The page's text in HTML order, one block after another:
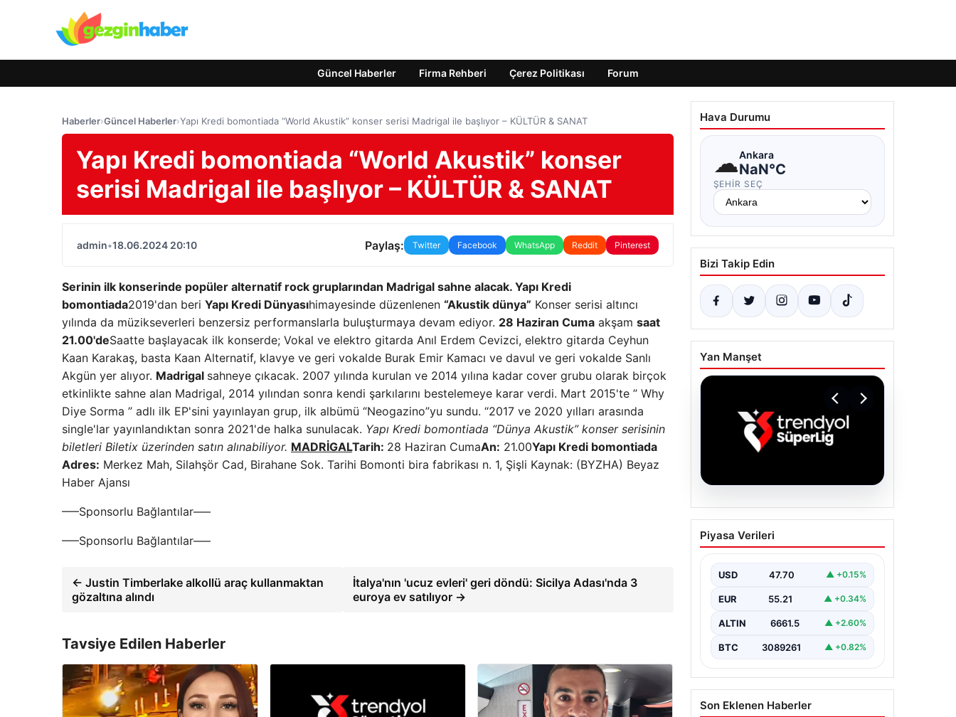
Güncel Haberler Firma Rehberi Çerez Politikası Forum
Haberler›Güncel Haberler›Yapı Kredi bomontiada “World Akustik” konser serisi Madrigal ile başlıyor – KÜLTÜR & SANAT
Yapı Kredi bomontiada “World Akustik” konser
serisi Madrigal ile başlıyor – KÜLTÜR & SANAT
admin•18.06.2024 20:10 Paylaş: Twitter Facebook WhatsApp Reddit Pinterest
Serinin ilk konserinde popüler alternatif rock gruplarından Madrigal sahne alacak. Yapı Kredi
bomontiada2019'dan beri Yapı Kredi Dünyasıhimayesinde düzenlenen “Akustik dünya” Konser serisi altıncı
yılında da müzikseverleri benzersiz performanslarla buluşturmaya devam ediyor. 28 Haziran Cuma akşam saat
21.00'deSaatte başlayacak ilk konserde; Vokal ve elektro gitarda Anıl Erdem Cevizci, elektro gitarda Ceyhun
Kaan Karakaş, basta Kaan Alternatif, klavye ve geri vokalde Burak Emir Kamacı ve davul ve geri vokalde Sanlı
Akgün yer alıyor. Madrigal sahneye çıkacak. 2007 yılında kurulan ve 2014 yılına kadar cover grubu olarak birçok
etkinlikte sahne alan Madrigal, 2014 yılından sonra kendi şarkılarını bestelemeye karar verdi. Mart 2015'te ” Why
Diye Sorma ” adlı ilk EP'sini yayınlayan grup, ilk albümü “Neogazino”yu sundu. “2017 ve 2020 yılları arasında
single'lar yayınlandıktan sonra 2021'de halka sunulacak. Yapı Kredi bomontiada “Dünya Akustik” konser serisinin
biletleri Biletix üzerinden satın alınabiliyor. MADRİGALTarih: 28 Haziran CumaAn: 21.00Yapı Kredi bomontiada
Adres: Merkez Mah, Silahşör Cad, Birahane Sok. Tarihi Bomonti bira fabrikası n. 1, Şişli Kaynak: (BYZHA) Beyaz
Haber Ajansı
—–Sponsorlu Bağlantılar—–
—–Sponsorlu Bağlantılar—–
← Justin Timberlake alkollü araç kullanmaktan
gözaltına alındı
İtalya'nın 'ucuz evleri' geri döndü: Sicilya Adası'nda 3
euroya ev satılıyor →
Tavsiye Edilen Haberler
Hava Durumu
☁Ankara
NaN°C
ŞEHIR SEÇ
Bizi Takip Edin
Yan Manşet
TFF’den isim
sponsorluğu açıklaması!
Piyasa Verileri
USD 47.70 ▲ +0.15%
EUR 55.21 ▲ +0.34%
ALTIN 6661.5 ▲ +2.60%
BTC 3089261 ▲ +0.82%
Son Eklenen Haberler